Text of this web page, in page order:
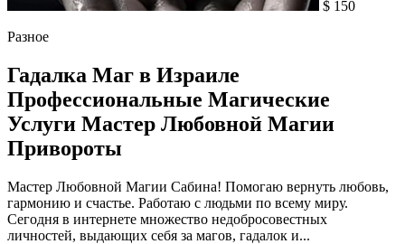
$ 150
Разное
Гадалка Маг в Израиле
Профессиональные Магические
Услуги Мастер Любовной Магии
Привороты
Мастер Любовной Магии Сабина! Помогаю вернуть любовь,
гармонию и счастье. Работаю с людьми по всему миру.
Сегодня в интернете множество недобросовестных
личностей, выдающих себя за магов, гадалок и...